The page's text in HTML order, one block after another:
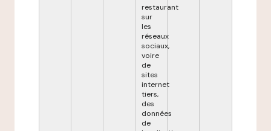
restaurant
sur
les
réseaux
sociaux,
voire
de
sites
internet
tiers,
des
données
de